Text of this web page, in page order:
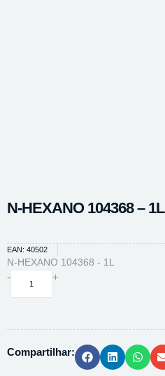
N-HEXANO 104368 – 1L
EAN: 40502
N-HEXANO 104368 - 1L
-
N-
quantidade
+
Compartilhar: